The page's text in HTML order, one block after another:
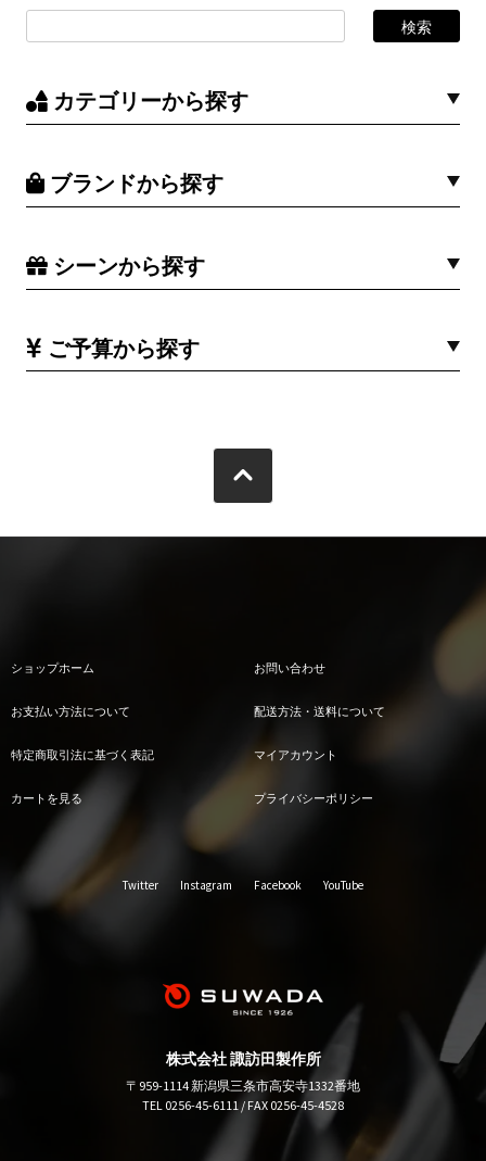
カテゴリーから探す
ブランドから探す
シーンから探す
ご予算から探す
ショップホーム お問い合わせ
お支払い方法について 配送方法・送料について
特定商取引法に基づく表記 マイアカウント
カートを見る プライバシーポリシー
Twitter Instagram Facebook YouTube
株式会社 諏訪田製作所
〒959-1114 新潟県三条市高安寺1332番地
TEL 0256-45-6111 / FAX 0256-45-4528